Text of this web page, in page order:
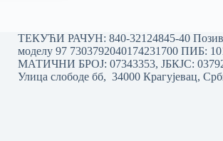
ТЕКУЋИ РАЧУН: 840-32124845-40 Позив
моделу 97 7303792040174231700ПИБ:
МАТИЧНИ БРОЈ: 07343353, ЈБКЈС: 03792
Улица слободе бб, 34000 Крагујевац,